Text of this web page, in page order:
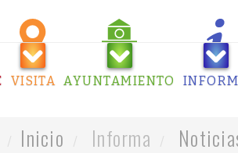
VISITA AYUNTAMIENTO
Inicio Informa